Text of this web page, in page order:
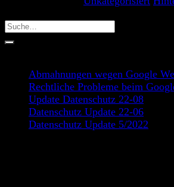
Abmahnungen wegen Google
Rechtliche Probleme beim
Update Datenschutz 22-08
Datenschutz Update 22-06
Datenschutz Update 5/2022